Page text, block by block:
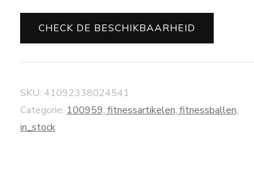
CHECK DE BESCHIKBAARHEID
SKU: 41092338024541
Categorie: 100959, fitnessartikelen, fitnessballen,
in_stock